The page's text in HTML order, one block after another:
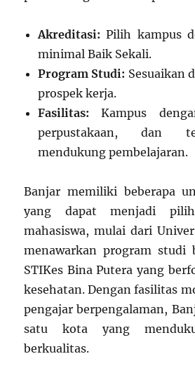
Akreditasi: Pilih kampus
minimal Baik Sekali.
Program Studi: Sesuaikan
prospek kerja.
Fasilitas: Kampus
perpustakaan, dan
mendukung pembelajaran.
Banjar memiliki beberapa
yang dapat menjadi
mahasiswa, mulai dari
menawarkan program studi
STIKes Bina Putera yang
kesehatan. Dengan fasilitas
pengajar berpengalaman,
satu kota yang
berkualitas.